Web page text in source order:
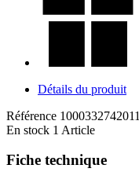
Détails du produit
Référence 1000332742011
En stock 1 Article
Fiche technique